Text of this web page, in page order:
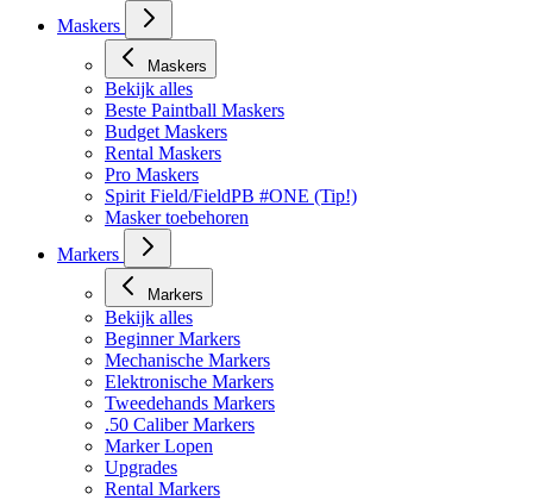
Maskers
Maskers
Bekijk alles
Beste Paintball Maskers
Budget Maskers
Rental Maskers
Pro Maskers
Spirit Field/FieldPB #ONE (Tip!)
Masker toebehoren
Markers
Markers
Bekijk alles
Beginner Markers
Mechanische Markers
Elektronische Markers
Tweedehands Markers
.50 Caliber Markers
Marker Lopen
Upgrades
Rental Markers